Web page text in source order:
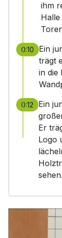
ihm
0:10
Ein
trägt
in die
0:12
Ein
Er
Logo
sehen.